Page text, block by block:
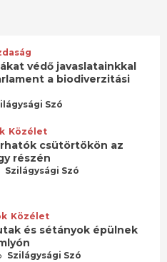
védő javaslatainkkal
a biodiverzitási
Szó
Közélet
csütörtökön az
részén
Szilágysági Szó
Közélet
és sétányok épülnek
Szilágysági Szó